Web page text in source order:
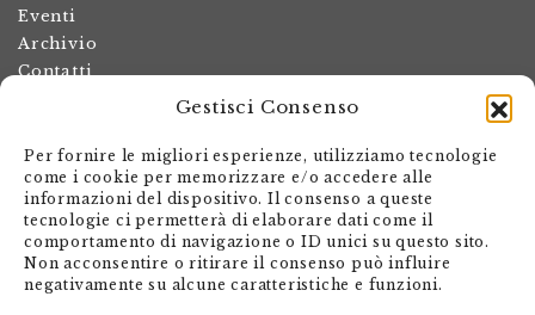
Gestisci Consenso
Per fornire le migliori esperienze, utilizziamo tecnologie
come i cookie per memorizzare e/o accedere alle
informazioni del dispositivo. Il consenso a queste
tecnologie ci permetterà di elaborare dati come il
comportamento di navigazione o ID unici su questo sito.
Non acconsentire o ritirare il consenso può influire
negativamente su alcune caratteristiche e funzioni.
Eventi
Archivio
Contatti
Termini e condizioni
Spese di spedizione
Politica dei resi
Informativa sulla privacy
Il mio account
Carrello